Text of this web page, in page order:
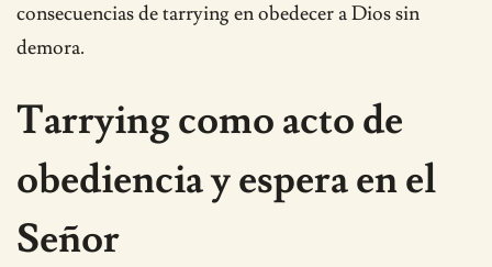
consecuencias de tarrying en obedecer a Dios sin
demora.
Tarrying como acto de
obediencia y espera en el
Señor